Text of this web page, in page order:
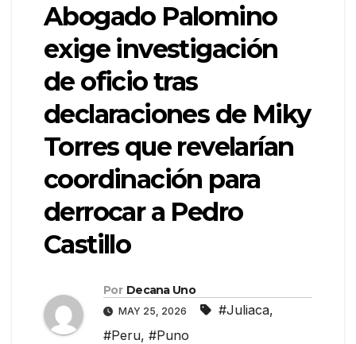
Abogado Palomino
exige investigación
de oficio tras
declaraciones de Miky
Torres que revelarían
coordinación para
derrocar a Pedro
Castillo
Por Decana Uno
MAY 25, 2026 #Juliaca,
#Peru, #Puno